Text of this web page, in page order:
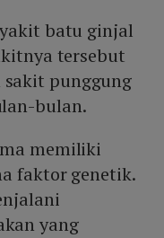
batu ginjal
tersebut
sakit punggung
bulan.
memiliki
faktor genetik.
yang